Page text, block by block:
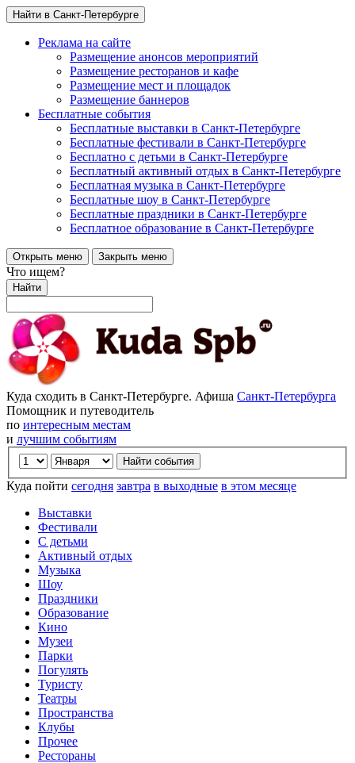
Найти в Санкт-Петербурге
Реклама на сайте
Размещение анонсов мероприятий
Размещение ресторанов и кафе
Размещение мест и площадок
Размещение баннеров
Бесплатные события
Бесплатные выставки в Санкт-Петербурге
Бесплатные фестивали в Санкт-Петербурге
Бесплатно с детьми в Санкт-Петербурге
Бесплатный активный отдых в Санкт-Петербурге
Бесплатная музыка в Санкт-Петербурге
Бесплатные шоу в Санкт-Петербурге
Бесплатные праздники в Санкт-Петербурге
Бесплатное образование в Санкт-Петербурге
Открыть меню Закрыть меню
Что ищем?
Найти
Куда сходить в Санкт-Петербурге. Афиша Санкт-Петербурга
Помощник и путеводитель
по интересным местам
и лучшим событиям
Куда пойти сегодня завтра в выходные в этом месяце
Выставки
Фестивали
С детьми
Активный отдых
Музыка
Шоу
Праздники
Образование
Кино
Музеи
Парки
Погулять
Туристу
Театры
Пространства
Клубы
Прочее
Рестораны